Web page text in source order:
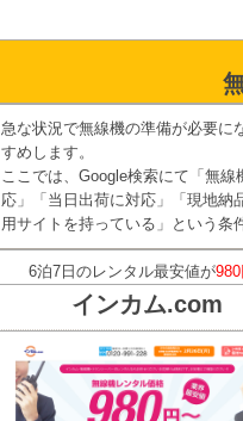
急な状況で無線機の準備が必要に
すめします。
ここでは、Google検索にて「無
応」「当日出荷に対応」「現地納
用サイトを持っている」という条
6泊7日のレンタル最安値が
インカム.com